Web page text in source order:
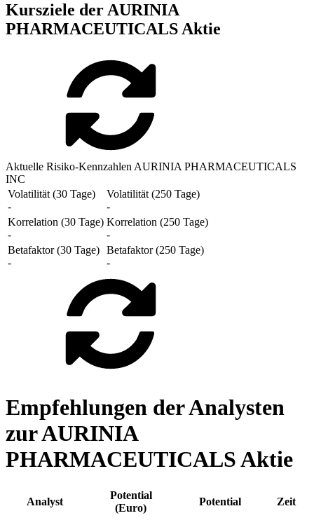
Kursziele der AURINIA
PHARMACEUTICALS Aktie
Aktuelle Risiko-Kennzahlen AURINIA PHARMACEUTICALS
INC
Volatilität (30 Tage)
-
Volatilität (250 Tage)
-
Korrelation (30 Tage)
-
Korrelation (250 Tage)
-
Betafaktor (30 Tage)
-
Betafaktor (250 Tage)
-
Empfehlungen der Analysten
zur AURINIA
PHARMACEUTICALS Aktie
Analyst
Potential
(Euro)
Potential Zeit